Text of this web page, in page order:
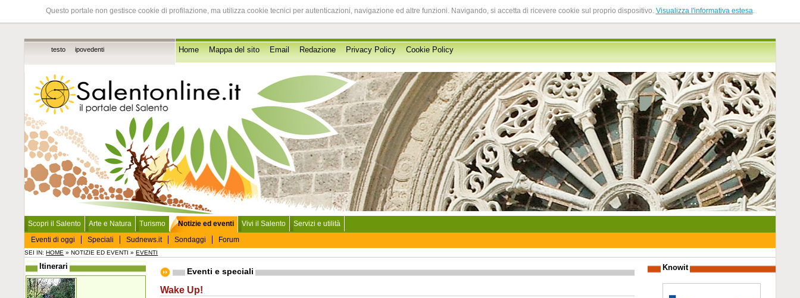
Questo portale non gestisce cookie di profilazione, ma utilizza cookie tecnici per autenticazioni, navigazione ed altre funzioni. Navigando, si accetta di ricevere cookie sul proprio dispositivo. Visualizza l'informativa estesa.
testo ipovedenti Home Mappa del sito Email Redazione Privacy Policy Cookie Policy
Scopri il Salento Arte e Natura Turismo
Notizie ed eventi
Eventi di oggi
Speciali Sudnews.it Sondaggi Forum
Vivi il Salento Servizi e utilità
SEI IN:HOME » NOTIZIE ED EVENTI »EVENTI
Eventi e speciali
Wake Up!
Itinerari Knowit